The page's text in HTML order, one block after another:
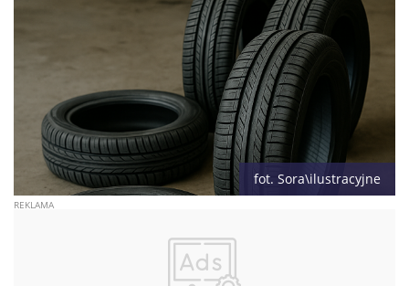
fot. Sora\ilustracyjne